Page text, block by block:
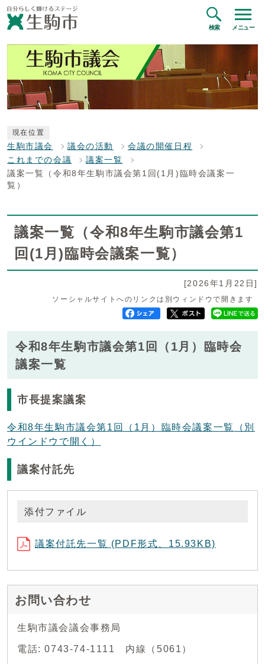
検索 メニュー
現在位置
生駒市議会 議会の活動
会議の開催日程
これまでの会議
議案一覧
議案一覧（令和8年生駒市議会第1回(1月)臨時会議案一
覧）
議案一覧（令和8年生駒市議会第1
回(1月)臨時会議案一覧）
[2026年1月22日]
ソーシャルサイトへのリンクは別ウィンドウで開きます
令和8年生駒市議会第1回（1月）臨時会
議案一覧
市長提案議案
令和8年生駒市議会第1回（1月）臨時会議案一覧
（別
ウインドウで開く）
議案付託先
添付ファイル
議案付託先一覧 (PDF形式、15.93KB)
お問い合わせ
生駒市議会議会事務局
電話: 0743-74-1111 内線（5061）